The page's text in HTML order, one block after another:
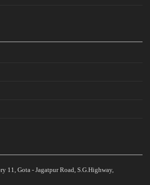
11, Gota - Jagatpur Road, S.G.Highway,